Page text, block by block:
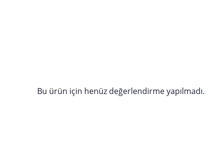
Bu ürün için henüz değerlendirme yapılmadı.